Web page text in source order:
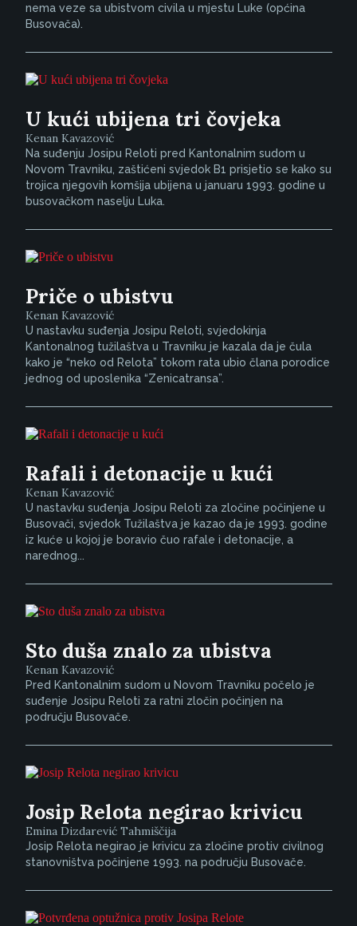
nema veze sa ubistvom civila u mjestu Luke (općina
Busovača).
U kući ubijena tri čovjeka
Kenan Kavazović
Na suđenju Josipu Reloti pred Kantonalnim sudom u
Novom Travniku, zaštićeni svjedok B1 prisjetio se kako su
trojica njegovih komšija ubijena u januaru 1993. godine u
busovačkom naselju Luka.
Priče o ubistvu
Kenan Kavazović
U nastavku suđenja Josipu Reloti, svjedokinja
Kantonalnog tužilaštva u Travniku je kazala da je čula
kako je “neko od Relota” tokom rata ubio člana porodice
jednog od uposlenika “Zenicatransa”.
Rafali i detonacije u kući
Kenan Kavazović
U nastavku suđenja Josipu Reloti za zločine počinjene u
Busovači, svjedok Tužilaštva je kazao da je 1993. godine
iz kuće u kojoj je boravio čuo rafale i detonacije, a
narednog...
Sto duša znalo za ubistva
Kenan Kavazović
Pred Kantonalnim sudom u Novom Travniku počelo je
suđenje Josipu Reloti za ratni zločin počinjen na
području Busovače.
Josip Relota negirao krivicu
Emina Dizdarević Tahmiščija
Josip Relota negirao je krivicu za zločine protiv civilnog
stanovništva počinjene 1993. na području Busovače.